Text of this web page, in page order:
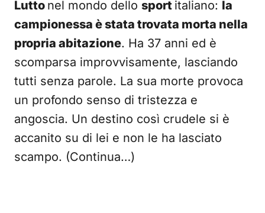
Lutto nel mondo dello sport italiano: la
campionessa è stata trovata morta nella
propria abitazione. Ha 37 anni ed è
scomparsa improvvisamente, lasciando
tutti senza parole. La sua morte provoca
un profondo senso di tristezza e
angoscia. Un destino così crudele si è
accanito su di lei e non le ha lasciato
scampo. (Continua…)